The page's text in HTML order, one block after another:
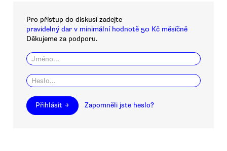
Pro přístup do diskusí zadejte
pravidelný dar v minimální hodnotě 50 Kč měsíčně
Děkujeme za podporu.
Přihlásit → Zapomněli jste heslo?